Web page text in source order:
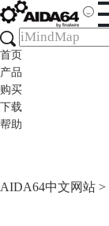
首页
产品
购买
下载
帮助
AIDA64中文网站 >